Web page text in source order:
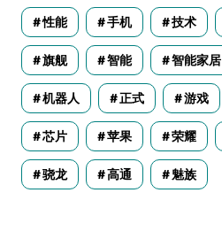
性能 手机 技术
旗舰 智能 智能家居
机器人 正式 游戏
芯片 苹果 荣耀
骁龙 高通 魅族